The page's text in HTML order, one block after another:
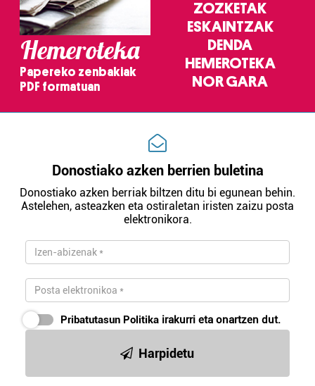
Hemeroteka
Papereko zenbakiak
PDF formatuan
ZOZKETAK
ESKAINTZAK
DENDA
HEMEROTEKA
NOR GARA
Donostiako azken berrien buletina
Donostiako azken berriak biltzen ditu bi egunean behin.
Astelehen, asteazken eta ostiraletan iristen zaizu posta
elektronikora.
Pribatutasun Politika irakurri eta onartzen dut.
Harpidetu